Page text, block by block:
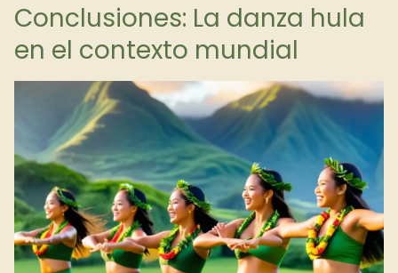
Conclusiones: La danza hula
en el contexto mundial